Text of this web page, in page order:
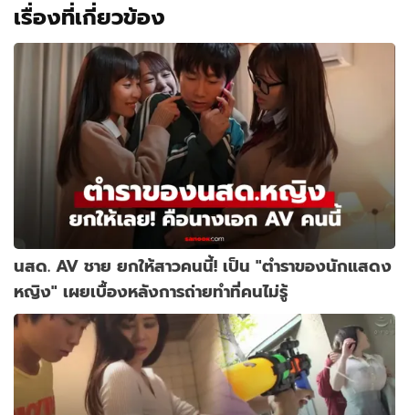
เรื่องที่เกี่ยวข้อง
นสด. AV ชาย ยกให้สาวคนนี้! เป็น "ตำราของนักแสดง
หญิง" เผยเบื้องหลังการถ่ายทำที่คนไม่รู้